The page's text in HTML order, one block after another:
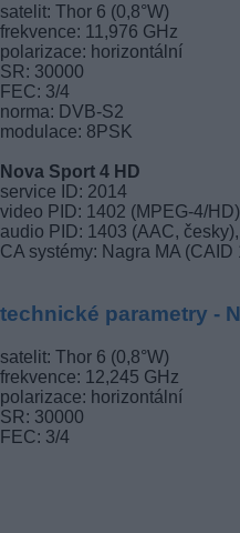
satelit: Thor 6 (0,8°W)
frekvence: 11,976 GHz
polarizace: horizontální
SR: 30000
FEC: 3/4
norma: DVB-S2
modulace: 8PSK
Nova Sport 4 HD
service ID: 2014
video PID: 1402 (MPEG-4/HD)
audio PID: 1403 (AAC,
CA systémy: Nagra MA
technické parametry -
satelit: Thor 6 (0,8°W)
frekvence: 12,245 GHz
polarizace: horizontální
SR: 30000
FEC: 3/4